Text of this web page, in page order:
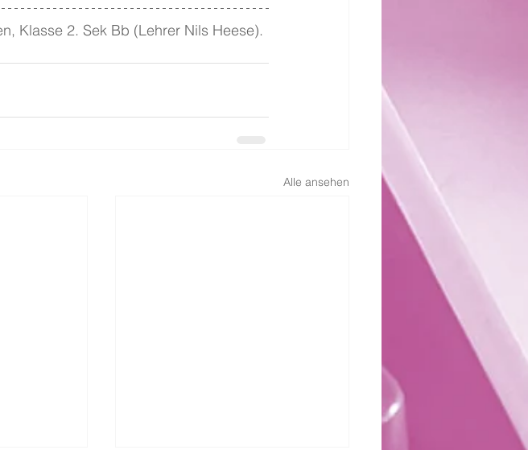
Klasse 2. Sek Bb (Lehrer Nils Heese).
Alle ansehen